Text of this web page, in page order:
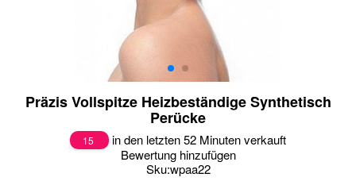
Präzis Vollspitze Heizbeständige Synthetisch
Perücke
15
in den letzten 52 Minuten verkauft
Bewertung hinzufügen
Sku:wpaa22